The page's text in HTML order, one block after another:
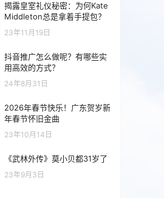
揭露皇室礼仪秘密：为何Kate
Middleton总是拿着手提包？
23年11月19日
抖音推广怎么做呢？有哪些实
用高效的方式？
24年8月31日
2026年春节快乐！广东贺岁新
年春节怀旧金曲
23年10月14日
《武林外传》莫小贝都31岁了
23年9月3日